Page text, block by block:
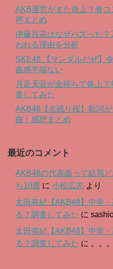
AKB運営がまた炎上？春
声まとめ
伊藤百花はなぜバズった
われる理由を分析
SKE48 【サンダルだぜ】
曲感半端ない
月足天音が金持ちで炎上
査してみた
AKB48【名残り桜】歌詞
曲！感想まとめ
最近のコメント
AKB48の代表曲って結局
ち10選 に 小松広志 より
太田有紀【AKB48】中学
る？調査してみた に
太田有紀【AKB48】中学
る？調査してみた に 。。。